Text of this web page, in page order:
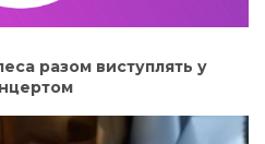
разом виступлять у